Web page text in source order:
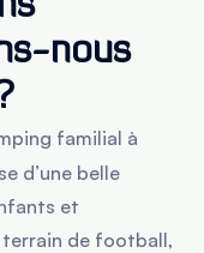
nous
familial à
d’une belle
et
terrain de football,